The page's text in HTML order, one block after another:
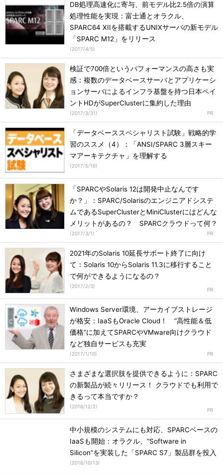
DB処理高速化に寄与、前モデル比2.5倍の演算
処理性能を実現：富士通とオラクル、
SPARC64 XIIを搭載するUNIXサーバの新モデル
「SPARC M12」をリリース
(2017/4/5)
検証で700倍というパフォーマンスの高さも実
感：複数のデータベースサーバとアプリケーシ
ョンサーバによるインフラ基盤を持つ日本ペイ
ントHDがSuperClusterに集約した理由
(2017/3/31)
「データベーススペシャリスト試験」戦略的学
習のススメ（4）：「ANSI/SPARC 3層スキー
マアーキテクチャ」を理解する
(2017/5/16)
「SPARCやSolaris 12は開発中止なんです
か？」：SPARC/Solarisのエンジニアドシステ
ムであるSuperClusterとMiniClusterにはどんな
メリットがあるの？ SPARCクラウドって何？
(2017/3/1)
2021年のSolaris 10延長サポート終了に向け
て：Solaris 10からSolaris 11.3に移行すること
で何ができるようになるの？
(2017/2/3)
Windows Server環境、アーカイブストレージ
が格安：IaaSもOracle Cloud！ “高性能＆低
価格”に加えてSPARCやVMware向けクラウド
など独自サービスも充実
(2017/1/10)
さまざまな選択肢を提供できるように：SPARC
の新製品が続々リリース！ クラウドでも利用で
きるって本当ですか？
(2016/12/2)
中小規模のシステムにも対応、SPARCベースの
IaaSも開始：オラクル、“Software in
Silicon”を実装した「SPARC S7」製品群を投入
(2016/10/13)